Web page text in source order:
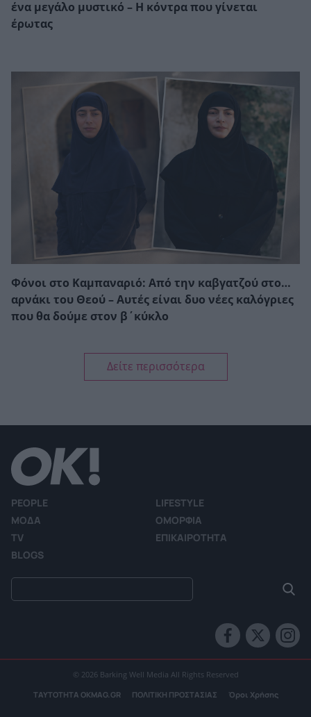
ένα μεγάλο μυστικό – Η κόντρα που γίνεται
έρωτας
Φόνοι στο Καμπαναριό: Από την καβγατζού στο…
αρνάκι του Θεού – Αυτές είναι δυο νέες καλόγριες
που θα δούμε στον β΄κύκλο
Δείτε περισσότερα
PEOPLE
LIFESTYLE
ΜΟΔΑ
ΟΜΟΡΦΙΑ
TV
ΕΠΙΚΑΙΡΟΤΗΤΑ
BLOGS
© 2026 Barking Well Media All Rights Reserved
ΤΑΥΤΟΤΗΤΑ OKMAG.GR ΠΟΛΙΤΙΚΗ ΠΡΟΣΤΑΣΙΑΣ Όροι Χρήσης